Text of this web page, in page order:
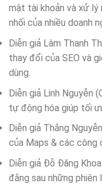
mật tài khoản và xử
nhối của nhiều doanh
Diễn giả Lâm Thanh
thay đổi của SEO và
dùng.
Diễn giả Linh Nguyễn
tự động hóa giúp tối
Diễn giả Thắng
của Maps & các công
Diễn giả Đỗ Đăng
đằng sau những